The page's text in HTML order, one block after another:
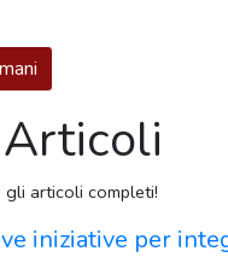
gli articoli completi!
iniziative per